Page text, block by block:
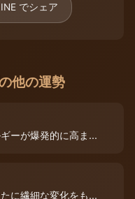
でシェア
他の運勢
ーが爆発的に高ま...
に繊細な変化をも...